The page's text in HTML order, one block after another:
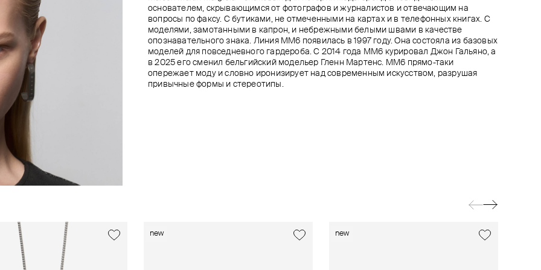
основателем, скрывающимся от фотографов и журналистов и отвечающим на
вопросы по факсу. С бутиками, не отмеченными на картах и в телефонных книгах. С
моделями, замотанными в капрон, и небрежными белыми швами в качестве
опознавательного знака. Линия MM6 появилась в 1997 году. Она состояла из базовых
моделей для повседневного гардероба. С 2014 года ММ6 курировал Джон Гальяно, а
в 2025 его сменил бельгийский модельер Гленн Мартенс. MM6 прямо-таки
опережает моду и словно иронизирует над современным искусством, разрушая
привычные формы и стереотипы.
new new
new